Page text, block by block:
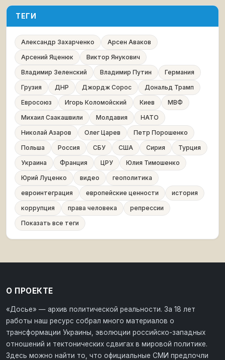
ТЕГИ
Александр Захарченко
Арсен Аваков
Арсений Яценюк
Виктор Янукович
Владимир Зеленский
Владимир Путин
Германия
Грузия
ДНР Джордж Сорос
Дональд Трамп
Евросоюз
Игорь Коломойский Киев
МВФ
Михаил Саакашвили
Молдавия
НАТО
Николай Азаров
Олег Царев
Петр Порошенко
Польша
Россия СБУ США Сирия
Турция
Украина
Франция ЦРУ
Юлия Тимошенко
Юрий Луценко
видео
геополитика
евроинтеграция
европейские ценности
история
коррупция
права человека
репрессии
Показать все теги
О ПРОЕКТЕ
«Досье» — архив политической реальности. За 18 лет
работы наш ресурс собрал много материалов о
трансформации Украины, эволюции российско-западных
отношений и тектонических сдвигах в мировой политике.
Здесь можно найти то, что официальные СМИ предпочли